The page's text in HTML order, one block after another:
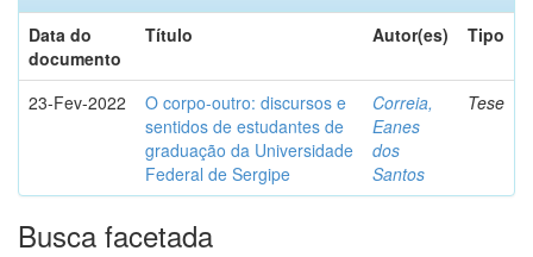
Data do
documento
Título Autor(es) Tipo
23-Fev-2022
O corpo-outro: discursos e
sentidos de estudantes de
graduação da Universidade
Federal de Sergipe
Correia,
Eanes
dos
Santos
Tese
Busca facetada